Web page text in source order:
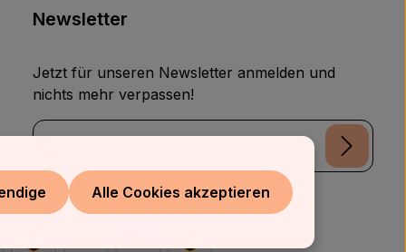
Newsletter
Jetzt für unseren Newsletter anmelden und
nichts mehr verpassen!
E-Mail-Adresse*
Datenschutz
Ich habe dieDatenschutzbestimmungen
gelesen und
Die mit einem Stern (*) markierten Felder sind
Alle Cookies akzeptieren